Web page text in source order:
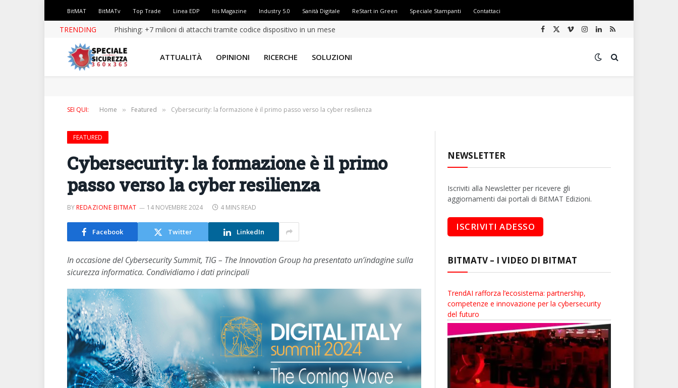
BitMAT BitMATv Top Trade Linea EDP Itis Magazine Industry 5.0 Sanità Digitale ReStart in Green Speciale Stampanti Contattaci
TRENDING Phishing: +7 milioni di attacchi tramite codice dispositivo in un mese Facebook
X
VimeoInstagram
LinkedIn
RSS
ATTUALITÀ OPINIONI RICERCHE SOLUZIONI
SEI QUI: Home » Featured » Cybersecurity: la formazione è il primo passo verso la cyber resilienza
FEATURED
Cybersecurity: la formazione è il primo
passo verso la cyber resilienza
BYREDAZIONE BITMAT 14 NOVEMBRE 2024 4 MINS READ
Facebook Twitter LinkedIn
In occasione del Cybersecurity Summit, TIG – The Innovation Group ha presentato un’indagine sulla
sicurezza informatica. Condividiamo i dati principali
NEWSLETTER
Iscriviti alla Newsletter per ricevere gli
aggiornamenti dai portali di BitMAT Edizioni.
BITMATV – I VIDEO DI BITMAT
TrendAI rafforza l’ecosistema: partnership,
competenze e innovazione per la cybersecurity
del futuro